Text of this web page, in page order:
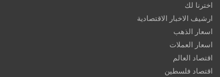
اخترنا لك
ارشيف الاخبار الاقتصادية
اسعار الذهب
اسعار العملات
اقتصاد العالم
اقتصاد فلسطين